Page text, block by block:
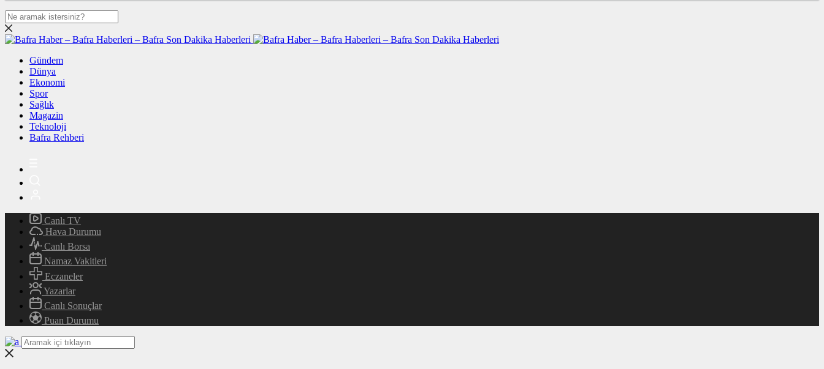
Gündem
Dünya
Ekonomi
Spor
Sağlık
Magazin
Teknoloji
Bafra Rehberi
Canlı TV
Hava Durumu
Canlı Borsa
Namaz Vakitleri
Eczaneler
Yazarlar
Canlı Sonuçlar
Puan Durumu